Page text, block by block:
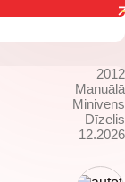
2012
Manuālā
Minivens
Dīzelis
12.2026